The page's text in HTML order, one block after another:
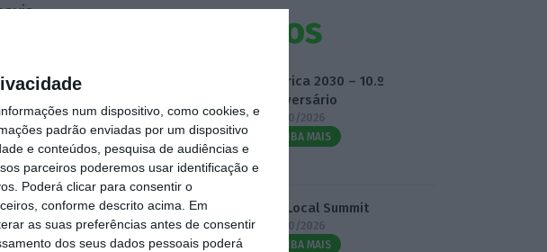
num dispositivo, como cookies, e
padrão enviadas por um dispositivo
e conteúdos, pesquisa de audiências e
parceiros poderemos usar identificação e
Poderá clicar para consentir o
conforme descrito acima. Em
as suas preferências antes de consentir
dos seus dados pessoais poderá
ontem
deste
de
Eventos
Fábrica 2030 – 10.º
Aniversário
14/10/2026
SAIBA MAIS
3.º Local Summit
07/10/2026
SAIBA MAIS